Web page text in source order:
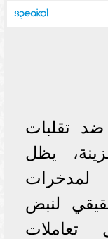
تقلبات
يظل
لمدخرات
لنبض
تعاملات